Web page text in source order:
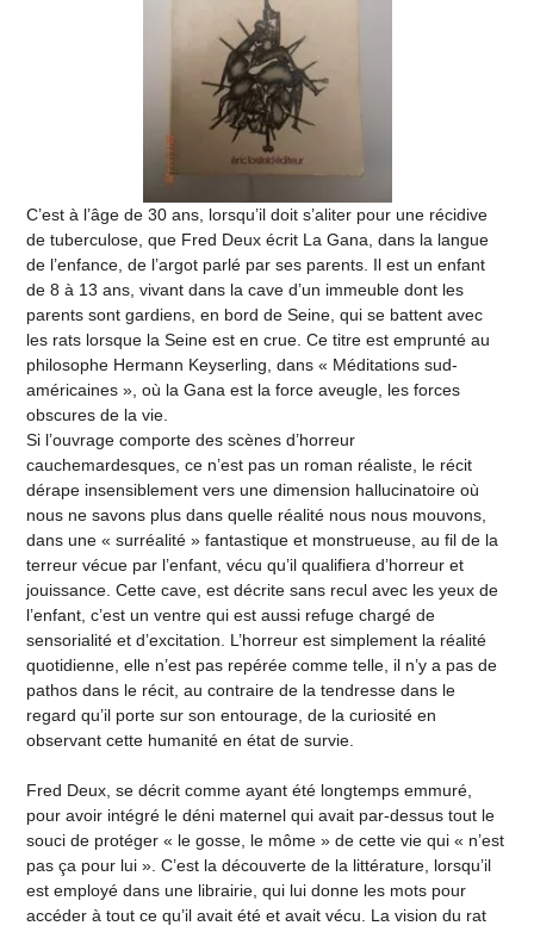
C’est à l’âge de 30 ans, lorsqu’il doit s’aliter pour une récidive
de tuberculose, que Fred Deux écrit La Gana, dans la langue
de l’enfance, de l’argot parlé par ses parents. Il est un enfant
de 8 à 13 ans, vivant dans la cave d’un immeuble dont les
parents sont gardiens, en bord de Seine, qui se battent avec
les rats lorsque la Seine est en crue. Ce titre est emprunté au
philosophe Hermann Keyserling, dans « Méditations sud-
américaines », où la Gana est la force aveugle, les forces
obscures de la vie.
Si l’ouvrage comporte des scènes d’horreur
cauchemardesques, ce n’est pas un roman réaliste, le récit
dérape insensiblement vers une dimension hallucinatoire où
nous ne savons plus dans quelle réalité nous nous mouvons,
dans une « surréalité » fantastique et monstrueuse, au fil de la
terreur vécue par l’enfant, vécu qu’il qualifiera d’horreur et
jouissance. Cette cave, est décrite sans recul avec les yeux de
l’enfant, c’est un ventre qui est aussi refuge chargé de
sensorialité et d’excitation. L’horreur est simplement la réalité
quotidienne, elle n’est pas repérée comme telle, il n’y a pas de
pathos dans le récit, au contraire de la tendresse dans le
regard qu’il porte sur son entourage, de la curiosité en
observant cette humanité en état de survie.
Fred Deux, se décrit comme ayant été longtemps emmuré,
pour avoir intégré le déni maternel qui avait par-dessus tout le
souci de protéger « le gosse, le môme » de cette vie qui « n’est
pas ça pour lui ». C’est la découverte de la littérature, lorsqu’il
est employé dans une librairie, qui lui donne les mots pour
accéder à tout ce qu’il avait été et avait vécu. La vision du rat